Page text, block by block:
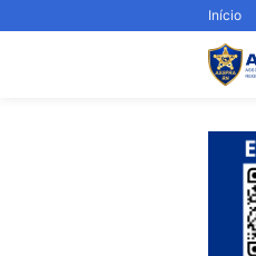
Início